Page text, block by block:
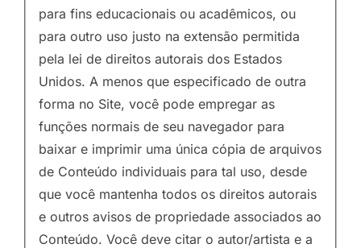
para fins educacionais ou acadêmicos, ou
para outro uso justo na extensão permitida
pela lei de direitos autorais dos Estados
Unidos. A menos que especificado de outra
forma no Site, você pode empregar as
funções normais de seu navegador para
baixar e imprimir uma única cópia de arquivos
de Conteúdo individuais para tal uso, desde
que você mantenha todos os direitos autorais
e outros avisos de propriedade associados ao
Conteúdo. Você deve citar o autor/artista e a